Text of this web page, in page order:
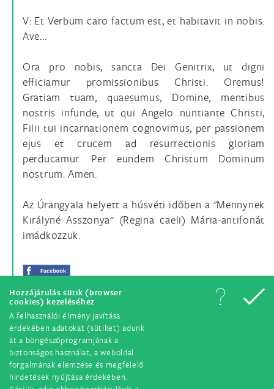
Hozzájárulás sütik (browser
cookies) kezeléséhez
A felhasználói élmény javítása
érdekében adatokat (sütiket) adunk
át a böngészőprogramjának a
biztonságos használat, a weboldal
forgalmának elemzése és megfelelő
hirdetések nyújtása érdekében.
V: Et Verbum caro factum est, et habitavit in nobis.
Ave...
Ora pro nobis, sancta Dei Genitrix, ut digni
efficiamur promissionibus Christi. Oremus!
Gratiam tuam, quaesumus, Domine, mentibus
nostris infunde, ut qui Angelo nuntiante Christi,
Filii tui incarnationem cognovimus, per passionem
ejus et crucem ad resurrectionis gloriam
perducamur. Per eundem Christum Dominum
nostrum. Amen.
Az Úrangyala helyett a húsvéti időben a "Mennynek
Királyné Asszonya" (Regina caeli) Mária-antifonát
imádkozzuk.
© Minden jog fenntartva. 2018.